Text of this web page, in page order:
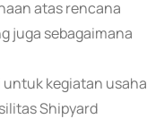
atas rencana
juga sebagaimana
kegiatan usaha
Shipyard